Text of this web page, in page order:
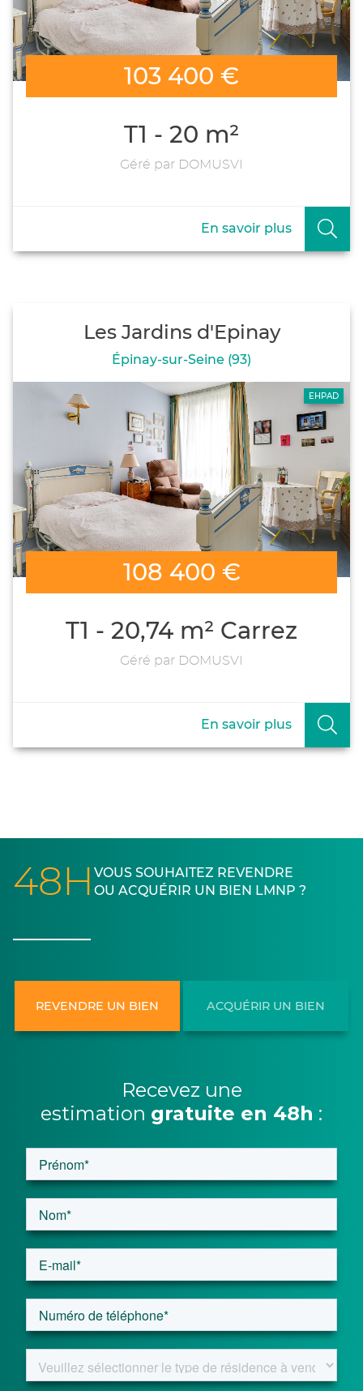
103 400 €
T1 - 20 m²
Géré par DOMUSVI
En savoir plus
Les Jardins d'Epinay
Épinay-sur-Seine (93)
EHPAD
108 400 €
T1 - 20,74 m² Carrez
Géré par DOMUSVI
En savoir plus
48H VOUS SOUHAITEZ REVENDRE
OU ACQUÉRIR UN BIEN LMNP ?
REVENDRE UN BIEN ACQUÉRIR UN BIEN